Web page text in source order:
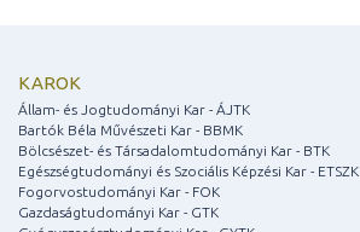
KAROK
Állam- és Jogtudományi Kar - ÁJTK
Bartók Béla Művészeti Kar - BBMK
Bölcsészet- és Társadalomtudományi Kar - BTK
Egészségtudományi és Szociális Képzési Kar - ETSZK
Fogorvostudományi Kar - FOK
Gazdaságtudományi Kar - GTK